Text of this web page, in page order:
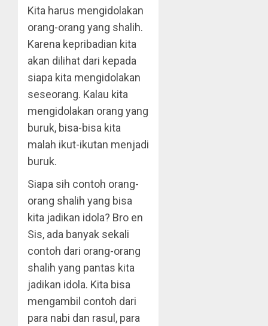
Kita harus mengidolakan
orang-orang yang shalih.
Karena kepribadian kita
akan dilihat dari kepada
siapa kita mengidolakan
seseorang. Kalau kita
mengidolakan orang yang
buruk, bisa-bisa kita
malah ikut-ikutan menjadi
buruk.
Siapa sih contoh orang-
orang shalih yang bisa
kita jadikan idola? Bro en
Sis, ada banyak sekali
contoh dari orang-orang
shalih yang pantas kita
jadikan idola. Kita bisa
mengambil contoh dari
para nabi dan rasul, para